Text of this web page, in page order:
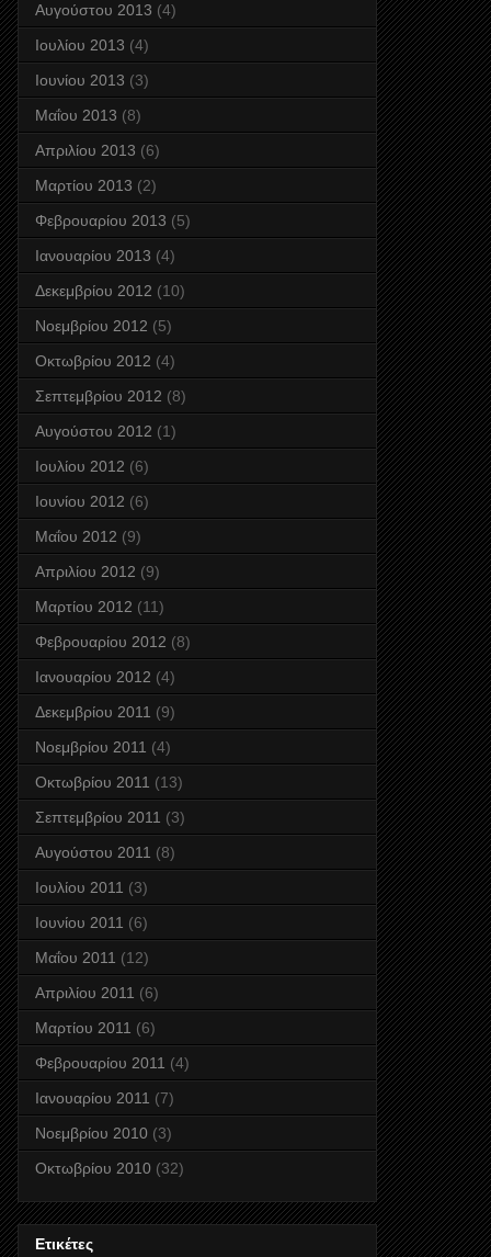
Αυγούστου 2013 (4)
Ιουλίου 2013 (4)
Ιουνίου 2013 (3)
Μαΐου 2013 (8)
Απριλίου 2013 (6)
Μαρτίου 2013 (2)
Φεβρουαρίου 2013 (5)
Ιανουαρίου 2013 (4)
Δεκεμβρίου 2012 (10)
Νοεμβρίου 2012 (5)
Οκτωβρίου 2012 (4)
Σεπτεμβρίου 2012 (8)
Αυγούστου 2012 (1)
Ιουλίου 2012 (6)
Ιουνίου 2012 (6)
Μαΐου 2012 (9)
Απριλίου 2012 (9)
Μαρτίου 2012 (11)
Φεβρουαρίου 2012 (8)
Ιανουαρίου 2012 (4)
Δεκεμβρίου 2011 (9)
Νοεμβρίου 2011 (4)
Οκτωβρίου 2011 (13)
Σεπτεμβρίου 2011 (3)
Αυγούστου 2011 (8)
Ιουλίου 2011 (3)
Ιουνίου 2011 (6)
Μαΐου 2011 (12)
Απριλίου 2011 (6)
Μαρτίου 2011 (6)
Φεβρουαρίου 2011 (4)
Ιανουαρίου 2011 (7)
Νοεμβρίου 2010 (3)
Οκτωβρίου 2010 (32)
Ετικέτες